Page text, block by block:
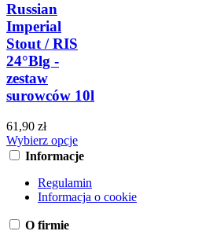
Russian
Imperial
Stout / RIS
24°Blg -
zestaw
surowców 10l
61,90 zł
Wybierz opcje
Informacje
Regulamin
Informacja o cookie
O firmie